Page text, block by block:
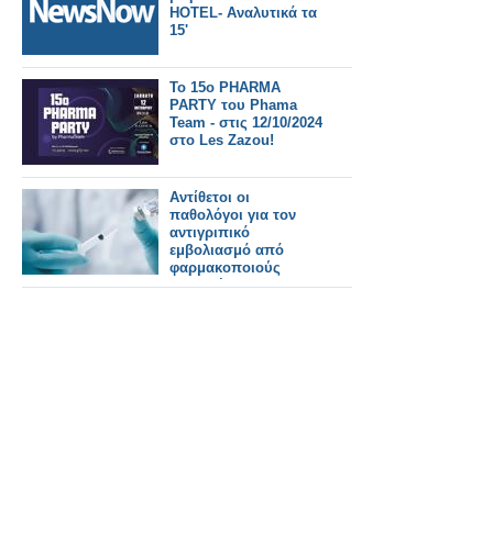
HOTEL- Αναλυτικά τα
15'
Το 15ο PHARMA
PARTY του Phama
Team - στις 12/10/2024
στο Les Zazou!
Αντίθετοι οι
παθολόγοι για τον
αντιγριπικό
εμβολιασμό από
φαρμακοποιούς
-«Αναμένουμε την